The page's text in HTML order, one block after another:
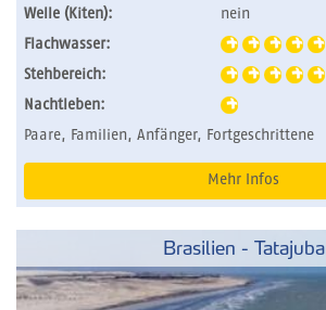
Welle (Kiten):
nein
Flachwasser:
Stehbereich:
Nachtleben:
Paare, Familien, Anfänger, Fortgeschrittene
Mehr Infos
Brasilien - Tatajuba